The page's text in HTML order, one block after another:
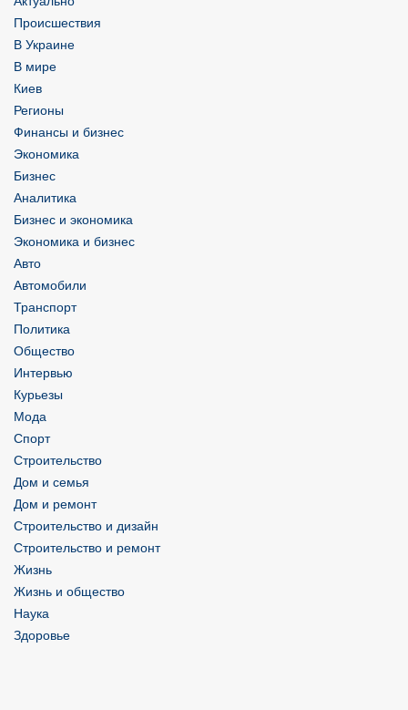
Происшествия
В Украине
В мире
Киев
Регионы
Финансы и бизнес
Экономика
Бизнес
Аналитика
Бизнес и экономика
Экономика и бизнес
Авто
Автомобили
Транспорт
Политика
Общество
Интервью
Курьезы
Мода
Спорт
Строительство
Дом и семья
Дом и ремонт
Строительство и дизайн
Строительство и ремонт
Жизнь
Жизнь и общество
Наука
Здоровье